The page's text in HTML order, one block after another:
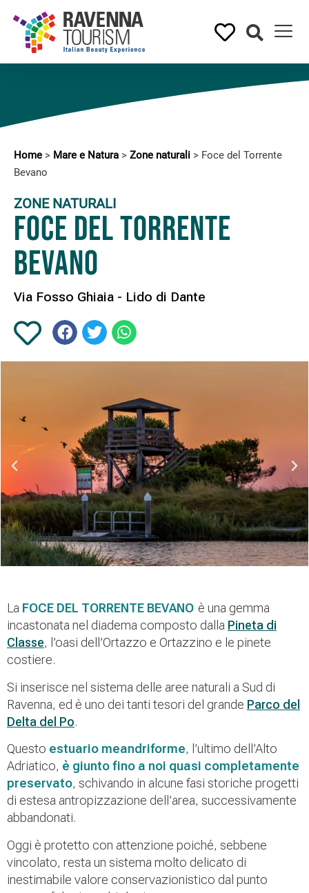
Home > Mare e Natura > Zone naturali > Foce del Torrente
Bevano
ZONE NATURALI
Foce del Torrente
Bevano
Via Fosso Ghiaia - Lido di Dante
La FOCE DEL TORRENTE BEVANO è una gemma
incastonata nel diadema composto dalla Pineta di
Classe, l’oasi dell’Ortazzo e Ortazzino e le pinete
costiere.
Si inserisce nel sistema delle aree naturali a Sud di
Ravenna, ed è uno dei tanti tesori del grande Parco del
Delta del Po.
Questo estuario meandriforme, l’ultimo dell’Alto
Adriatico, è giunto fino a noi quasi completamente
preservato, schivando in alcune fasi storiche progetti
di estesa antropizzazione dell’area, successivamente
abbandonati.
Oggi è protetto con attenzione poiché, sebbene
vincolato, resta un sistema molto delicato di
inestimabile valore conservazionistico dal punto